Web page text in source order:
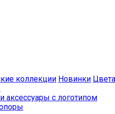
коллекции Новинки Цвета
аксессуары с логотипом